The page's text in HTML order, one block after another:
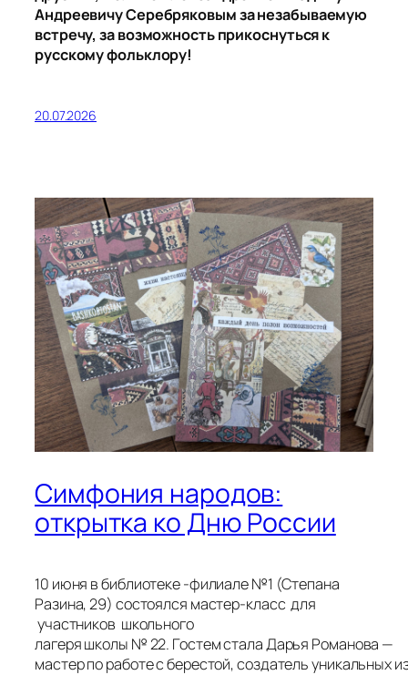
АндреевичуСеребряковымза незабываемую
встречу, за возможность прикоснуться к
русскому фольклору!
20.07.2026
Симфония народов:
открытка ко Дню России
10 июня в библиотеке -филиале №1 (Степана
Разина, 29) состоялся мастер-класс для
участников школьного
лагеря школы № 22. Гостем стала Дарья Романова —
мастер по работе с берестой, создатель уникальных